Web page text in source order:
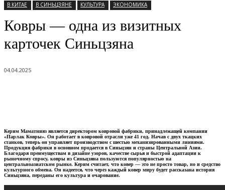
В КИТАЕ В СИНЬЦЗЯНЕ КУЛЬТУРА ЭКОНОМИКА
Ковры — одна из визитных
карточек Синьцзяна
04.04.2025
Керим Маматнияз является директором ковровой фабрики, принадлежащей компании
«Парлак Ковры». Он работает в ковровой отрасли уже 41 год. Начав с двух ткацких
станков, теперь он управляет производством с шестью механизированными линиями.
Продукция фабрики в основном продается в Синьцзян и страны Центральной Азии.
Благодаря преимуществам в дизайне узоров, качестве сырья и быстрой адаптации к
рыночному спросу, ковры из Синьцзяна пользуются популярностью на
центральноазиатском рынке. Керим считает, что ковер — это не просто товар, но и средство
культурного обмена. Он надеется, что через каждый ковер миру будет рассказана история
Синьцзяна, переданы его культура и очарование.